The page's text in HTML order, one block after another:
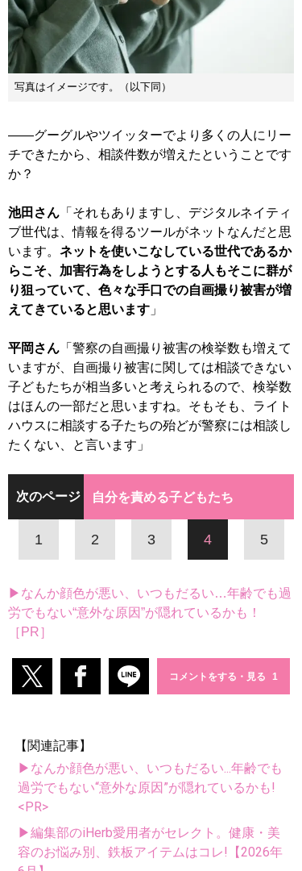
写真はイメージです。（以下同）
――グーグルやツイッターでより多くの人にリー
チできたから、相談件数が増えたということです
か？
池田さん 「それもありますし、デジタルネイティ
ブ世代は、情報を得るツールがネットなんだと思
います。 ネットを使いこなしている世代であるか
らこそ、加害行為をしようとする人もそこに群が
り狙っていて、色々な手口での自画撮り被害が増
えてきていると思います 」
平岡さん 「警察の自画撮り被害の検挙数も増えて
いますが、自画撮り被害に関しては相談できない
子どもたちが相当多いと考えられるので、検挙数
はほんの一部だと思いますね。そもそも、ライト
ハウスに相談する子たちの殆どが警察には相談し
たくない、と言います」
次のページ 自分を責める子どもたち
1 2 3 4 5
▶なんか顔色が悪い、いつもだるい…年齢でも過
労でもない“意外な原因”が隠れているかも！
［PR］
コメントをする・見る
【関連記事】
▶なんか顔色が悪い、いつもだるい...年齢でも
過労でもない“意外な原因”が隠れているかも!
<PR>
▶編集部のiHerb愛用者がセレクト。健康・美
容のお悩み別、鉄板アイテムはコレ!【2026年